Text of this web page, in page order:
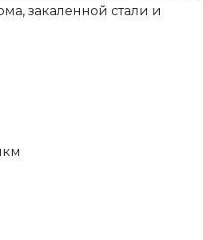
закаленной стали и